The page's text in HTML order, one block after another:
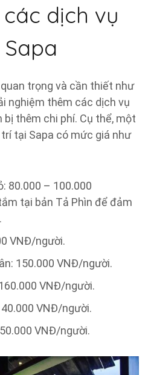
dịch vụ
trọng và cần thiết như
nghiệm thêm các dịch vụ
thêm chi phí. Cụ thể, một
tại Sapa có mức giá như
80.000 – 100.000
tại bản Tả Phìn để đảm
VNĐ/người.
150.000 VNĐ/người.
VNĐ/người.
VNĐ/người.
VNĐ/người.